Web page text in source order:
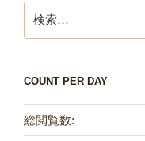
索:
COUNT PER DAY
総閲覧数: